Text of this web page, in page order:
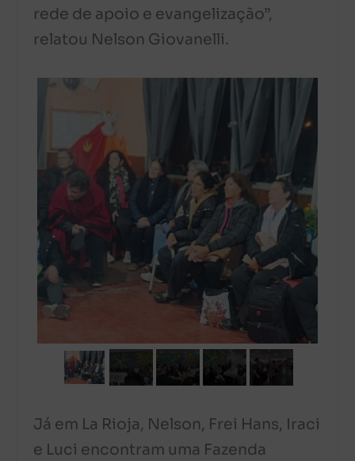
rede de apoio e evangelização”,
relatou Nelson Giovanelli.
Já em La Rioja, Nelson, Frei Hans, Iraci
e Luci encontram uma Fazenda